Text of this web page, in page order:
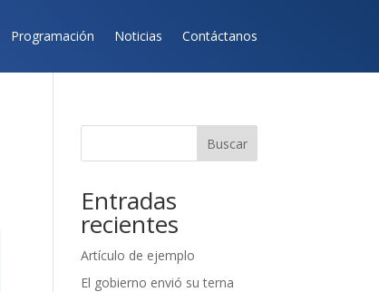
Programación Noticias Contáctanos
Buscar
Entradas
recientes
Artículo de ejemplo
El gobierno envió su terna